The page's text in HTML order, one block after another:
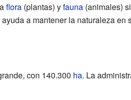
flora(plantas) yfauna(animales)
a mantener la naturaleza en
con 140.300 ha. La